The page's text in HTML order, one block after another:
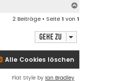
b
n
2 Beiträge • Seite1 von 1
Gehe zu
Alle Cookies löschen
Flat Style by Ian Bradley